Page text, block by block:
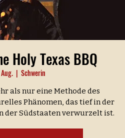
Holy Texas BBQ
  |
Schwerin
als nur eine Methode des
Phänomen, das tief in der
der Südstaaten verwurzelt ist.